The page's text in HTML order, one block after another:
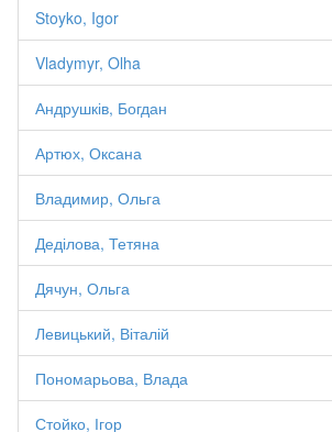
Stoyko, Igor
Vladymyr, Olha
Андрушків, Богдан
Артюх, Оксана
Владимир, Ольга
Деділова, Тетяна
Дячун, Ольга
Левицький, Віталій
Пономарьова, Влада
Стойко, Ігор